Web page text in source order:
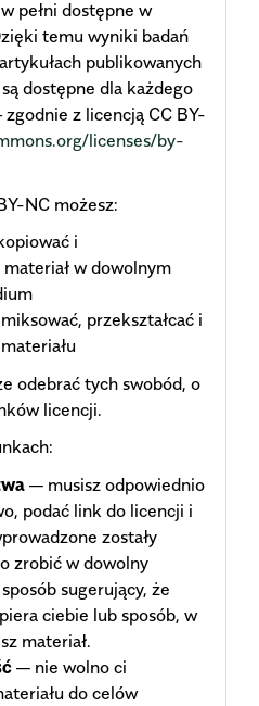
pełni dostępne w
temu wyniki badań
publikowanych
dostępne dla każdego
z licencją CC BY-
licenses/by-
NC możesz:
i
w dowolnym
przekształcać i
odebrać tych swobód, o
licencji.
— musisz odpowiednio
podać link do licencji i
zostały
zrobić w dowolny
sugerujący, że
ciebie lub sposób, w
materiał.
— nie wolno ci
do celów